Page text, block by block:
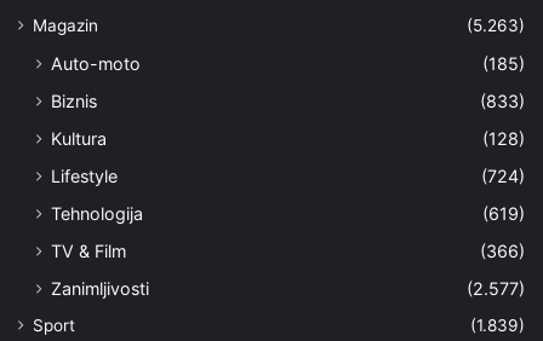
Magazin
(5.263)
Auto-moto
(185)
Biznis
(833)
Kultura
(128)
Lifestyle
(724)
Tehnologija
(619)
TV & Film
(366)
Zanimljivosti
(2.577)
Sport
(1.839)